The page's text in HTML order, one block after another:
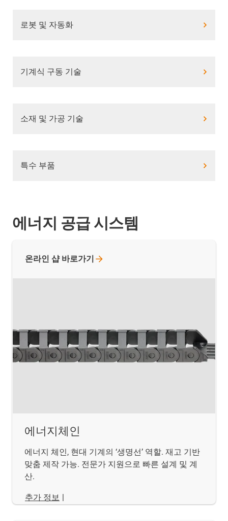
로봇 및 자동화
기계식 구동 기술
소재 및 가공 기술
특수 부품
에너지 공급 시스템
에너지체인
에너지 체인, 현대 기계의 ‘생명선’ 역할. 재고 기반
맞춤 제작 가능. 전문가 지원으로 빠른 설계 및 계
산.
추가 정보 |
온라인 샵 바로가기